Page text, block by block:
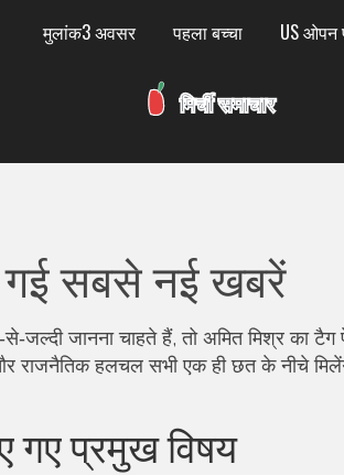
मुलांक3 अवसर पहला बच्चा US ओपन
गई सबसे नई खबरें
जानना चाहते हैं, तो अमित मिश्र का
राजनैतिक हलचल सभी एक ही छत के नीचे
गए प्रमुख विषय